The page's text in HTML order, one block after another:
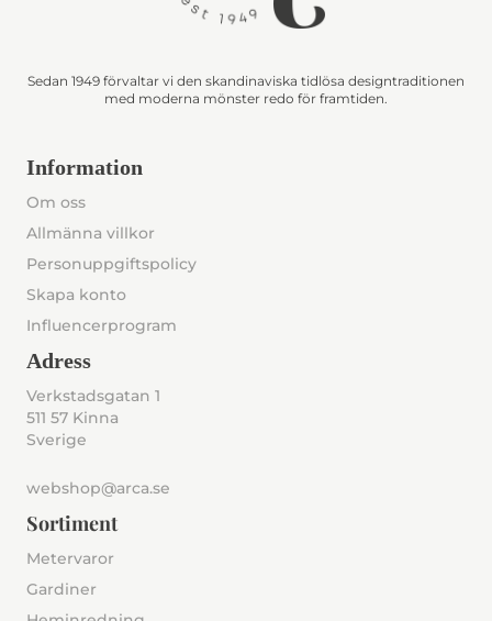
Sedan 1949 förvaltar vi den skandinaviska tidlösa designtraditionen
med moderna mönster redo för framtiden.
Information
Om oss
Allmänna villkor
Personuppgiftspolicy
Skapa konto
Influencerprogram
Adress
Verkstadsgatan 1
511 57 Kinna
Sverige
webshop@arca.se
Sortiment
Metervaror
Gardiner